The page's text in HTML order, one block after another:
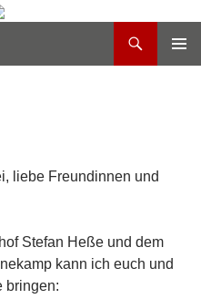
liebe Freundinnen und
Stefan Heße und dem
kann ich euch und
bringen: